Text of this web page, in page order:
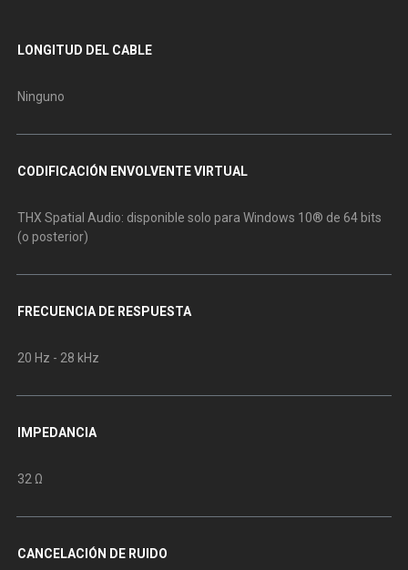
LONGITUD DEL CABLE
Ninguno
CODIFICACIÓN ENVOLVENTE VIRTUAL
THX Spatial Audio: disponible solo para Windows 10® de 64 bits
(o posterior)
FRECUENCIA DE RESPUESTA
20 Hz - 28 kHz
IMPEDANCIA
32 Ω
CANCELACIÓN DE RUIDO